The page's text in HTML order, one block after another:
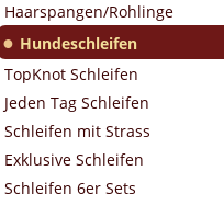
Haarspangen/Rohlinge
Hundeschleifen
TopKnot Schleifen
Jeden Tag Schleifen
Schleifen mit Strass
Exklusive Schleifen
Schleifen 6er Sets